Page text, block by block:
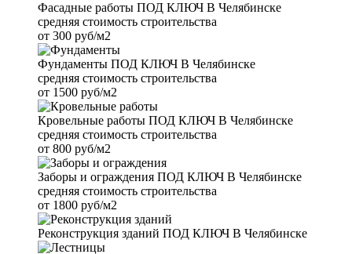
Фасадные работы ПОД КЛЮЧ В Челябинске
средняя стоимость строительства
от 300 руб/м2
Фундаменты ПОД КЛЮЧ В Челябинске
средняя стоимость строительства
от 1500 руб/м2
Кровельные работы ПОД КЛЮЧ В Челябинске
средняя стоимость строительства
от 800 руб/м2
Заборы и ограждения ПОД КЛЮЧ В Челябинске
средняя стоимость строительства
от 1800 руб/м2
Реконструкция зданий ПОД КЛЮЧ В Челябинске